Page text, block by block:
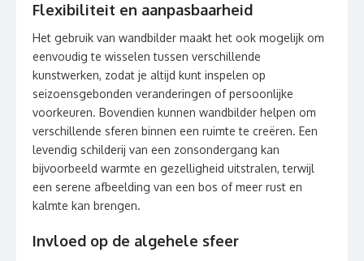
Flexibiliteit en aanpasbaarheid
Het gebruik van wandbilder maakt het ook mogelijk om
eenvoudig te wisselen tussen verschillende
kunstwerken, zodat je altijd kunt inspelen op
seizoensgebonden veranderingen of persoonlijke
voorkeuren. Bovendien kunnen wandbilder helpen om
verschillende sferen binnen een ruimte te creëren. Een
levendig schilderij van een zonsondergang kan
bijvoorbeeld warmte en gezelligheid uitstralen, terwijl
een serene afbeelding van een bos of meer rust en
kalmte kan brengen.
Invloed op de algehele sfeer